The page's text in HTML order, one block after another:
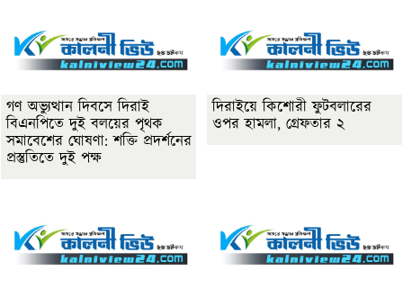
গণ অভ্যুত্থান দিবসে দিরাই
বিএনপিতে দুই বলয়ের পৃথক
সমাবেশের ঘোষণা: শক্তি প্রদর্শনের
প্রস্তুতিতে দুই পক্ষ
দিরাইয়ে কিশোরী ফুটবলারের
ওপর হামলা, গ্রেফতার ২